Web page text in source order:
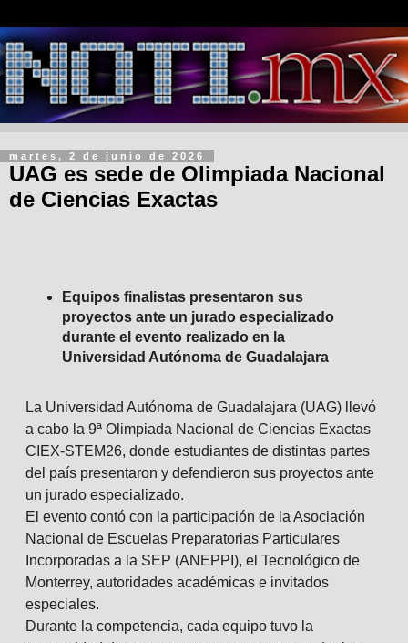
martes, 2 de junio de 2026
UAG es sede de Olimpiada Nacional
de Ciencias Exactas
Equipos finalistas presentaron sus
proyectos ante un jurado especializado
durante el evento realizado en la
Universidad Autónoma de Guadalajara
La Universidad Autónoma de Guadalajara (UAG) llevó
a cabo la 9ª Olimpiada Nacional de Ciencias Exactas
CIEX-STEM26, donde estudiantes de distintas partes
del país presentaron y defendieron sus proyectos ante
un jurado especializado.
El evento contó con la participación de la Asociación
Nacional de Escuelas Preparatorias Particulares
Incorporadas a la SEP (ANEPPI), el Tecnológico de
Monterrey, autoridades académicas e invitados
especiales.
Durante la competencia, cada equipo tuvo la